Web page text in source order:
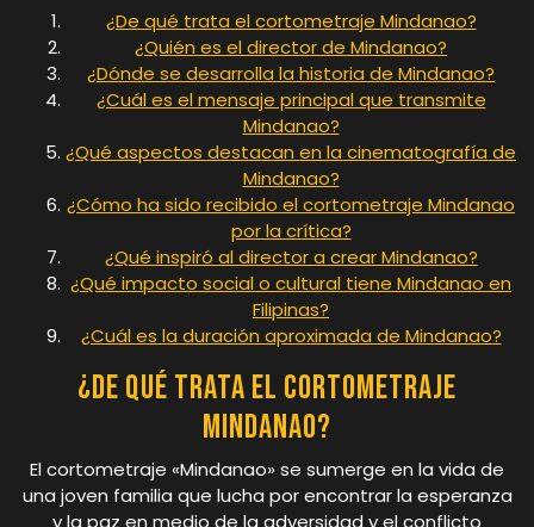
¿De qué trata el cortometraje Mindanao?
¿Quién es el director de Mindanao?
¿Dónde se desarrolla la historia de Mindanao?
¿Cuál es el mensaje principal que transmite
Mindanao?
¿Qué aspectos destacan en la cinematografía de
Mindanao?
¿Cómo ha sido recibido el cortometraje Mindanao
por la crítica?
¿Qué inspiró al director a crear Mindanao?
¿Qué impacto social o cultural tiene Mindanao en
Filipinas?
¿Cuál es la duración aproximada de Mindanao?
¿De qué trata el cortometraje
Mindanao?
El cortometraje «Mindanao» se sumerge en la vida de
una joven familia que lucha por encontrar la esperanza
y la paz en medio de la adversidad y el conflicto